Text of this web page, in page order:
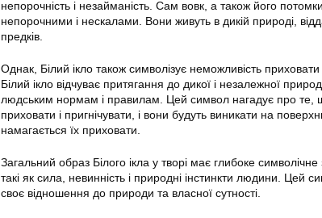
непорочність і незайманість. Сам вовк, а також його
непорочними і нескалами. Вони живуть в дикій природі,
предків.
Однак, Білий ікло також символізує неможливість
Білий ікло відчуває притягання до дикої і незалежної
людським нормам і правилам. Цей символ нагадує про те,
приховати і пригнічувати, і вони будуть виникати на
намагається їх приховати.
Загальний образ Білого ікла у творі має глибоке
такі як сила, невинність і природні інстинкти людини. Цей
своє відношення до природи та власної сутності.